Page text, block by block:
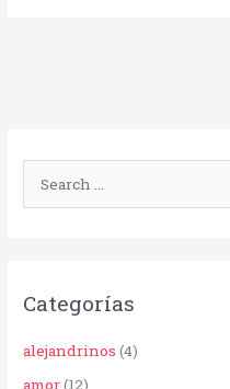
a
Categorías
alejandrinos (4)
amor(12)